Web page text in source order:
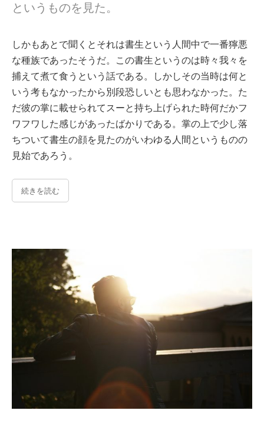
というものを見た。
しかもあとで聞くとそれは書生という人間中で一番獰悪
な種族であったそうだ。この書生というのは時々我々を
捕えて煮て食うという話である。しかしその当時は何と
いう考もなかったから別段恐しいとも思わなかった。た
だ彼の掌に載せられてスーと持ち上げられた時何だかフ
ワフワした感じがあったばかりである。掌の上で少し落
ちついて書生の顔を見たのがいわゆる人間というものの
見始であろう。
続きを読む